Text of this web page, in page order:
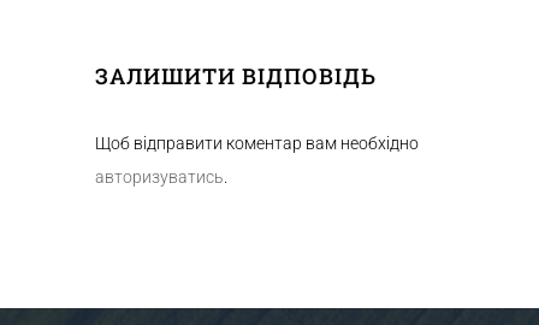
ЗАЛИШИТИ ВІДПОВІДЬ
Щоб відправити коментар вам необхідно
авторизуватись